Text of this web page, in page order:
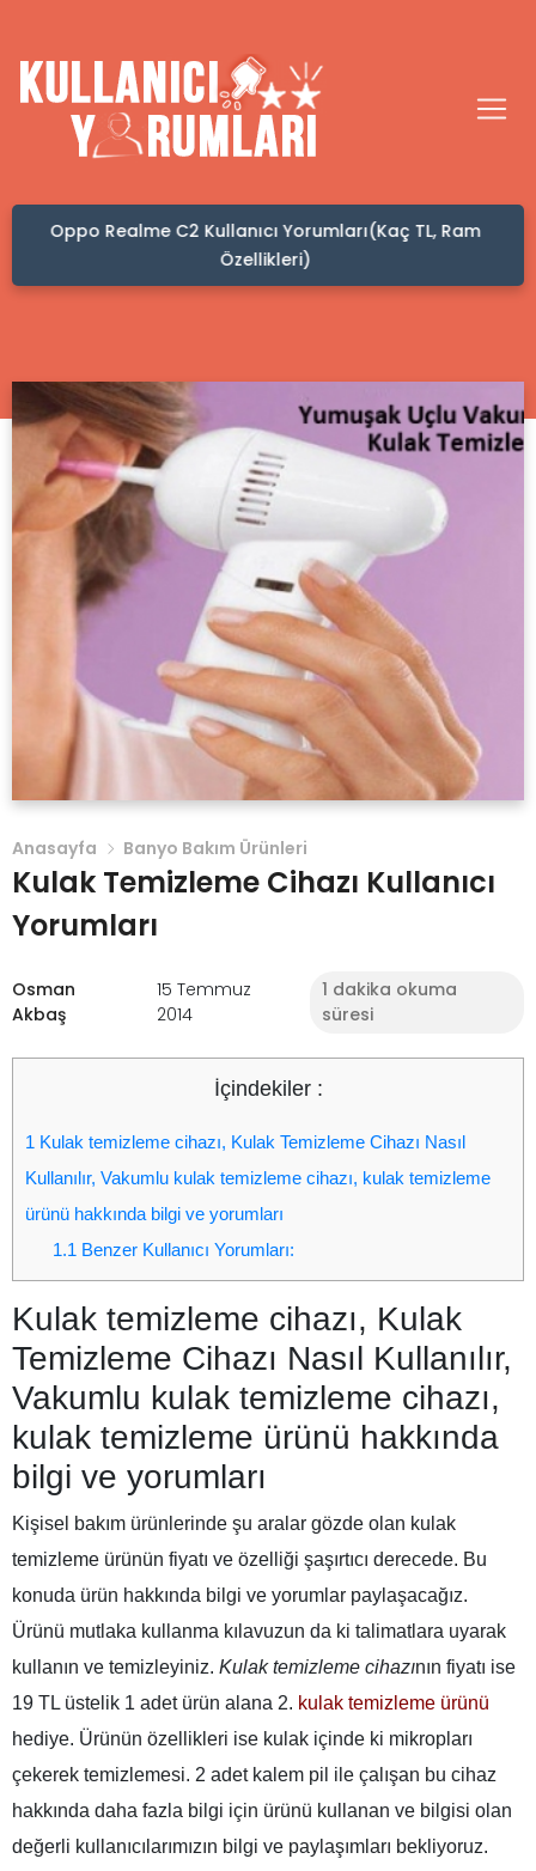
Kafadan Hacamat Yaptıranların Yorumları
Anasayfa Banyo Bakım Ürünleri
Kulak Temizleme Cihazı Kullanıcı
Yorumları
Osman
Akbaş
15 Temmuz
2014
1 dakika okuma
süresi
İçindekiler :
1 Kulak temizleme cihazı, Kulak Temizleme Cihazı Nasıl
Kullanılır, Vakumlu kulak temizleme cihazı, kulak temizleme
ürünü hakkında bilgi ve yorumları
1.1 Benzer Kullanıcı Yorumları:
Kulak temizleme cihazı, Kulak
Temizleme Cihazı Nasıl Kullanılır,
Vakumlu kulak temizleme cihazı,
kulak temizleme ürünü hakkında
bilgi ve yorumları
Kişisel bakım ürünlerinde şu aralar gözde olan kulak
temizleme ürünün fiyatı ve özelliği şaşırtıcı derecede. Bu
konuda ürün hakkında bilgi ve yorumlar paylaşacağız.
Ürünü mutlaka kullanma kılavuzun da ki talimatlara uyarak
kullanın ve temizleyiniz. Kulak temizleme cihazının fiyatı ise
19 TL üstelik 1 adet ürün alana 2. kulak temizleme ürünü
hediye. Ürünün özellikleri ise kulak içinde ki mikropları
çekerek temizlemesi. 2 adet kalem pil ile çalışan bu cihaz
hakkında daha fazla bilgi için ürünü kullanan ve bilgisi olan
değerli kullanıcılarımızın bilgi ve paylaşımları bekliyoruz.